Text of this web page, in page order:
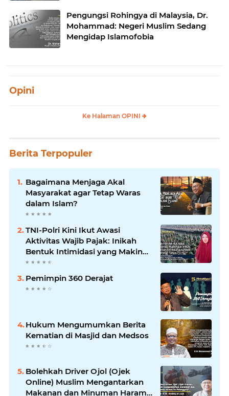
Pengungsi Rohingya di Malaysia, Dr.
Mohammad: Negeri Muslim Sedang
Mengidap Islamofobia
Opini
Ke Halaman OPINI
Berita Terpopuler
Bagaimana Menjaga Akal
Masyarakat agar Tetap Waras
dalam Islam?
TNI-Polri Kini Ikut Awasi
Aktivitas Wajib Pajak: Inikah
Bentuk Intimidasi yang Makin
Menekan Rakyat?
Pemimpin 360 Derajat
Hukum Mengumumkan Berita
Kematian di Masjid dan Medsos
Bolehkah Driver Ojol (Ojek
Online) Muslim Mengantarkan
Makanan dan Minuman Haram